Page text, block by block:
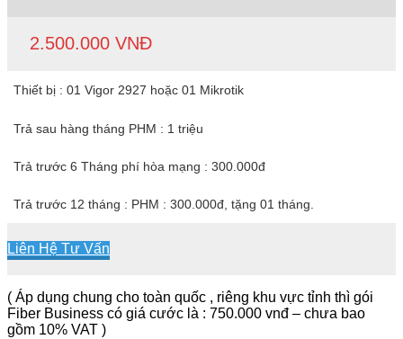
2.500.000 VNĐ
Thiết bị : 01 Vigor 2927 hoặc 01 Mikrotik
Trả sau hàng tháng PHM : 1 triệu
Trả trước 6 Tháng phí hòa mạng : 300.000đ
Trả trước 12 tháng : PHM : 300.000đ, tặng 01 tháng.
Liên Hệ Tư Vấn
( Áp dụng chung cho toàn quốc , riêng khu vực tỉnh thì gói
Fiber Business có giá cước là : 750.000 vnđ – chưa bao
gồm 10% VAT )